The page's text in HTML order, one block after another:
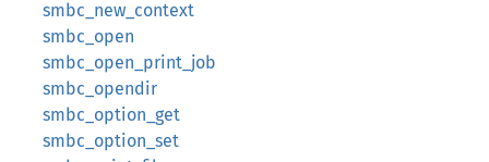
smbc_new_context
smbc_open
smbc_open_print_job
smbc_opendir
smbc_option_get
smbc_option_set